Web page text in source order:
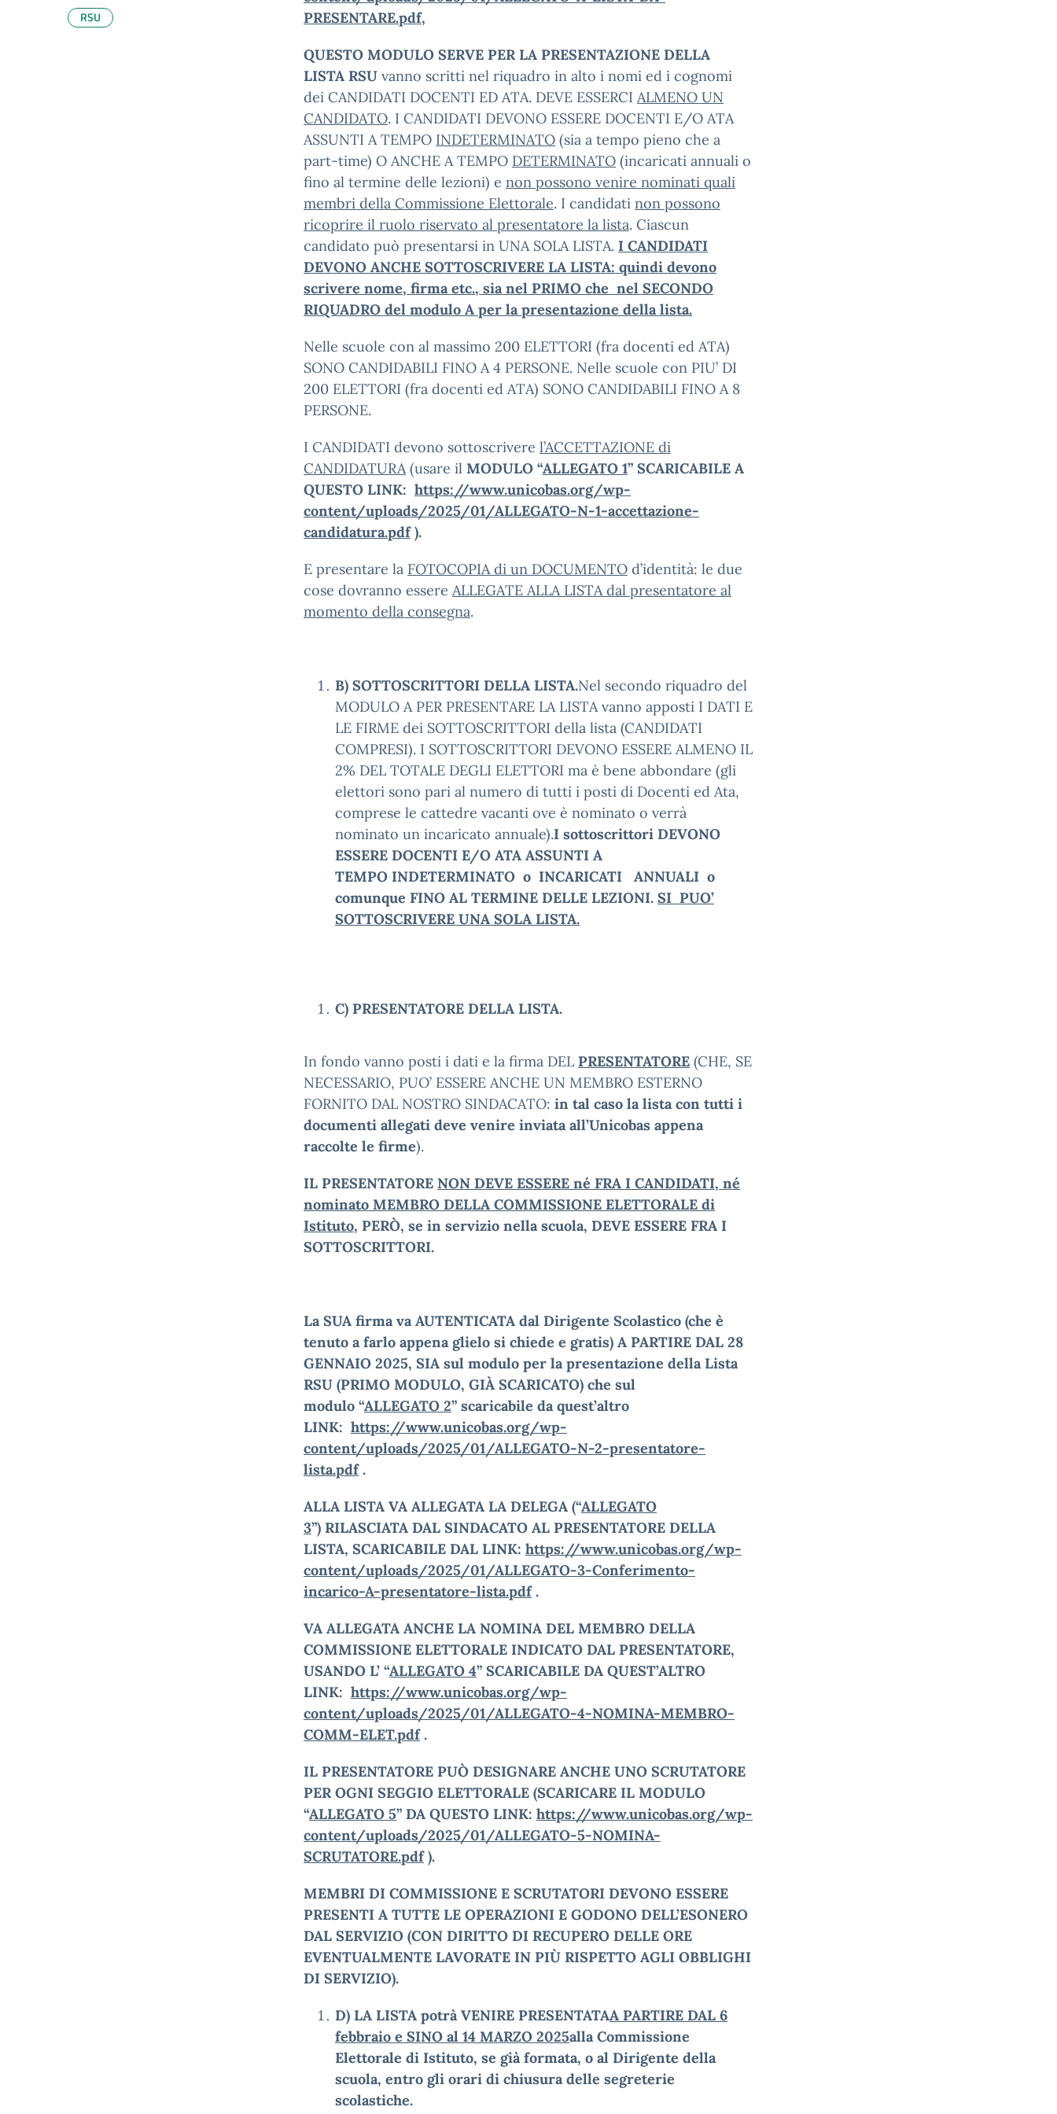
PRESENTARE.pdf,
QUESTO MODULO SERVE PER LA PRESENTAZIONE DELLA
LISTA RSU vanno scritti nel riquadro in alto i nomi ed i cognomi
dei CANDIDATI DOCENTI ED ATA. DEVE ESSERCI ALMENO UN
CANDIDATO. I CANDIDATI DEVONO ESSERE DOCENTI E/O ATA
ASSUNTI A TEMPO INDETERMINATO (sia a tempo pieno che a
part-time) O ANCHE A TEMPO DETERMINATO (incaricati annuali o
fino al termine delle lezioni) e non possono venire nominati quali
membri della Commissione Elettorale. I candidati non possono
ricoprire il ruolo riservato al presentatore la lista. Ciascun
candidato può presentarsi in UNA SOLA LISTA. I CANDIDATI
DEVONO ANCHE SOTTOSCRIVERE LA LISTA: quindi devono
scrivere nome, firma etc., sia nel PRIMO che nel SECONDO
RIQUADRO del modulo A per la presentazione della lista.
Nelle scuole con al massimo 200 ELETTORI (fra docenti ed ATA)
SONO CANDIDABILI FINO A 4 PERSONE. Nelle scuole con PIU’ DI
200 ELETTORI (fra docenti ed ATA) SONO CANDIDABILI FINO A 8
PERSONE.
I CANDIDATI devono sottoscrivere l’ACCETTAZIONE di
CANDIDATURA(usare il MODULO “ALLEGATO 1” SCARICABILE A
QUESTO LINK: https://www.unicobas.org/wp-
content/uploads/2025/01/ALLEGATO-N-1-accettazione-
candidatura.pdf ).
E presentare la FOTOCOPIA di un DOCUMENTO d’identità: le due
cose dovranno essere ALLEGATE ALLA LISTA dal presentatore al
momento della consegna.
B) SOTTOSCRITTORI DELLA LISTA.Nel secondo riquadro del
MODULO A PER PRESENTARE LA LISTA vanno apposti I DATI E
LE FIRME dei SOTTOSCRITTORI della lista (CANDIDATI
COMPRESI). I SOTTOSCRITTORI DEVONO ESSERE ALMENO IL
2% DEL TOTALE DEGLI ELETTORI ma è bene abbondare (gli
elettori sono pari al numero di tutti i posti di Docenti ed Ata,
comprese le cattedre vacanti ove è nominato o verrà
nominato un incaricato annuale).I sottoscrittori DEVONO
ESSERE DOCENTI E/O ATA ASSUNTI A
TEMPO INDETERMINATO o INCARICATI ANNUALI o
comunque FINO AL TERMINE DELLE LEZIONI. SI PUO’
SOTTOSCRIVERE UNA SOLA LISTA.
C) PRESENTATORE DELLA LISTA.
In fondo vanno posti i dati e la firma DEL PRESENTATORE (CHE, SE
NECESSARIO, PUO’ ESSERE ANCHE UN MEMBRO ESTERNO
FORNITO DAL NOSTRO SINDACATO: in tal caso la lista con tutti i
documenti allegati deve venire inviata all’Unicobas appena
raccolte le firme).
IL PRESENTATORE NON DEVE ESSERE né FRA I CANDIDATI, né
nominato MEMBRO DELLA COMMISSIONE ELETTORALE di
Istituto, PERÒ, se in servizio nella scuola, DEVE ESSERE FRA I
SOTTOSCRITTORI.
La SUA firma va AUTENTICATA dal Dirigente Scolastico (che è
tenuto a farlo appena glielo si chiede e gratis) A PARTIRE DAL 28
GENNAIO 2025, SIA sul modulo per la presentazione della Lista
RSU (PRIMO MODULO, GIÀ SCARICATO) che sul
modulo “ALLEGATO 2” scaricabile da quest’altro
LINK: https://www.unicobas.org/wp-
content/uploads/2025/01/ALLEGATO-N-2-presentatore-
lista.pdf.
ALLA LISTA VA ALLEGATA LA DELEGA (“ALLEGATO
3”) RILASCIATA DAL SINDACATO AL PRESENTATORE DELLA
LISTA, SCARICABILE DAL LINK: https://www.unicobas.org/wp-
content/uploads/2025/01/ALLEGATO-3-Conferimento-
incarico-A-presentatore-lista.pdf.
VA ALLEGATA ANCHE LA NOMINA DEL MEMBRO DELLA
COMMISSIONE ELETTORALE INDICATO DAL PRESENTATORE,
USANDO L’ “ALLEGATO 4” SCARICABILE DA QUEST’ALTRO
LINK: https://www.unicobas.org/wp-
content/uploads/2025/01/ALLEGATO-4-NOMINA-MEMBRO-
COMM-ELET.pdf.
IL PRESENTATORE PUÒ DESIGNARE ANCHE UNO SCRUTATORE
PER OGNI SEGGIO ELETTORALE (SCARICARE IL MODULO
“ALLEGATO 5” DA QUESTO LINK: https://www.unicobas.org/wp-
content/uploads/2025/01/ALLEGATO-5-NOMINA-
SCRUTATORE.pdf).
MEMBRI DI COMMISSIONE E SCRUTATORI DEVONO ESSERE
PRESENTI A TUTTE LE OPERAZIONI E GODONO DELL’ESONERO
DAL SERVIZIO (CON DIRITTO DI RECUPERO DELLE ORE
EVENTUALMENTE LAVORATE IN PIÙ RISPETTO AGLI OBBLIGHI
DI SERVIZIO).
D) LA LISTA potrà VENIRE PRESENTATAA PARTIRE DAL 6
febbraio e SINO al 14 MARZO 2025alla Commissione
Elettorale di Istituto, se già formata, o al Dirigente della
scuola, entro gli orari di chiusura delle segreterie
scolastiche.
RSU